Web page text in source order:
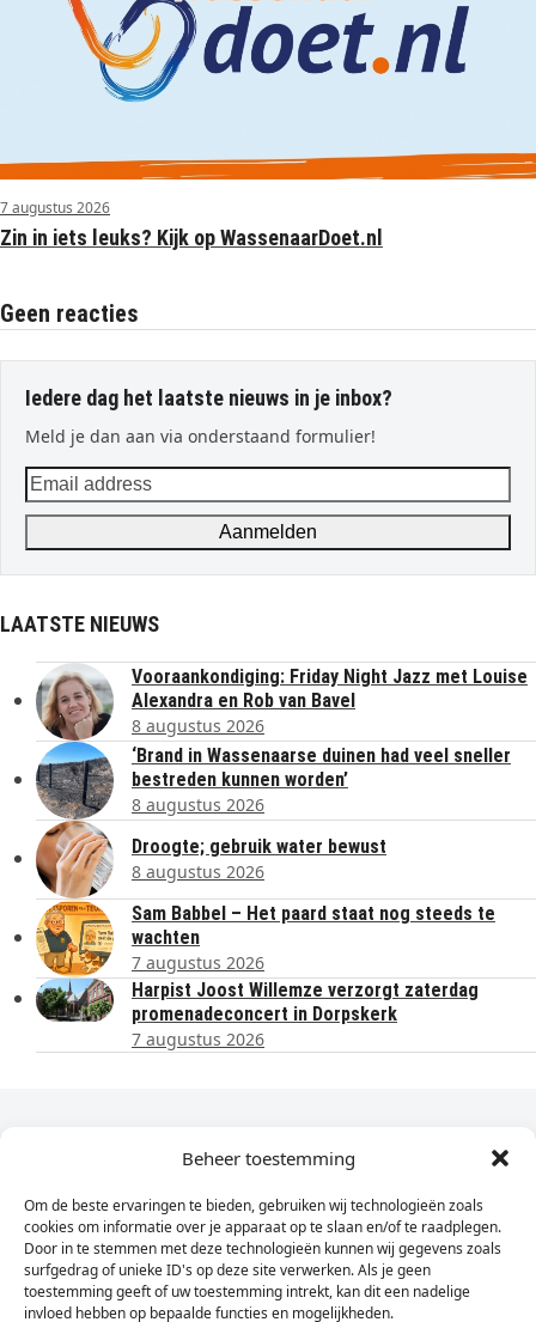
Beheer toestemming
Om de beste ervaringen te bieden, gebruiken wij technologieën zoals
cookies om informatie over je apparaat op te slaan en/of te raadplegen.
Door in te stemmen met deze technologieën kunnen wij gegevens zoals
surfgedrag of unieke ID's op deze site verwerken. Als je geen
toestemming geeft of uw toestemming intrekt, kan dit een nadelige
invloed hebben op bepaalde functies en mogelijkheden.
7 augustus 2026
Zin in iets leuks? Kijk op WassenaarDoet.nl
Geen reacties
Iedere dag het laatste nieuws in je inbox?
Meld je dan aan via onderstaand formulier!
Email
address
Aanmelden
LAATSTE NIEUWS
Vooraankondiging: Friday Night Jazz met Louise
Alexandra en Rob van Bavel
8 augustus 2026
‘Brand in Wassenaarse duinen had veel sneller
bestreden kunnen worden’
8 augustus 2026
Droogte; gebruik water bewust
8 augustus 2026
Sam Babbel – Het paard staat nog steeds te
wachten
7 augustus 2026
Harpist Joost Willemze verzorgt zaterdag
promenadeconcert in Dorpskerk
7 augustus 2026
Dagelijks het laatste nieuws in je e-mail?
Vul
hier
je
e-
Sign Up